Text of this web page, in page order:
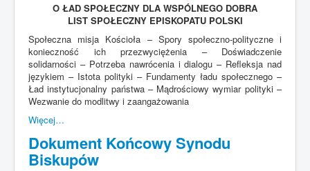
O ŁAD SPOŁECZNY DLA WSPÓLNEGO DOBRA
LIST SPOŁECZNY EPISKOPATU POLSKI
Społeczna misja Kościoła – Spory społeczno-polityczne i
konieczność ich przezwyciężenia – Doświadczenie
solidarności – Potrzeba nawrócenia i dialogu – Refleksja nad
językiem – Istota polityki – Fundamenty ładu społecznego –
Ład instytucjonalny państwa – Mądrościowy wymiar polityki –
Wezwanie do modlitwy i zaangażowania
Więcej…
Dokument Końcowy Synodu
Biskupów